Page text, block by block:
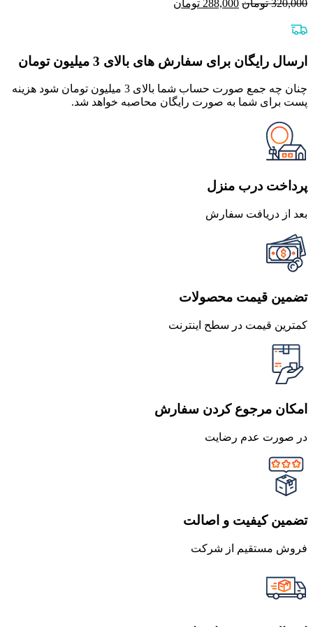
320,000 تومان 288,000 تومان
ارسال رایگان برای سفارش های بالای 3 میلیون تومان
چنان چه جمع صورت حساب شما بالای 3 میلیون تومان شود هزینه
پست برای شما به صورت رایگان محاصبه خواهد شد.
پرداخت درب منزل
بعد از دریافت سفارش
تضمین قیمت محصولات
کمترین قیمت در سطح اینترنت
امکان مرجوع کردن سفارش
در صورت عدم رضایت
تضمین کیفیت و اصالت
فروش مستقیم از شرکت